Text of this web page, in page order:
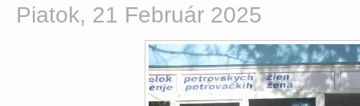
Piatok, 21 Február 2025